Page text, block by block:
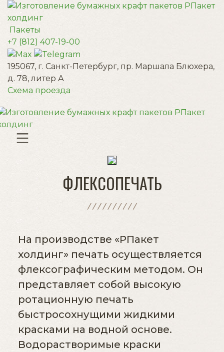
Пакеты
+7 (812) 407-19-00
195067, г. Санкт-Петербург, пр. Маршала Блюхера,
д. 78, литер А
Схема проезда
ФЛЕКСОПЕЧАТЬ
На производстве «РПакет
холдинг» печать осуществляется
флексографическим методом. Он
представляет собой высокую
ротационную печать
быстросохнущими жидкими
красками на водной основе.
Водорастворимые краски